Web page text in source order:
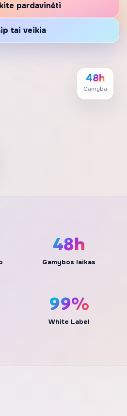
pardavinėti
tai veikia
48h
Gamyba
48h
Gamybos laikas
100%
White Label